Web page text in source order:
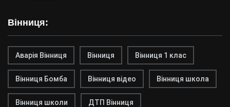
Вінниця:
Аварія Вінниця Вінниця Вінниця 1 клас
Вінниця Бомба Вінниця відео Вінниця школа
Вінниця школи ДТП Вінниця